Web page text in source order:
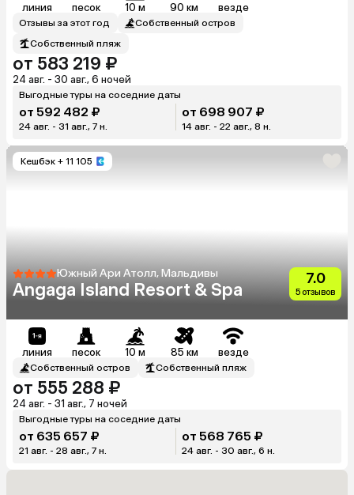
линия песок 10 м 90 км везде
Отзывы за этот год
Собственный остров
Собственный пляж
от 583 219 ₽
24 авг. - 30 авг., 6 ночей
Выгодные туры на соседние даты
от 592 482 ₽
24 авг. - 31 авг., 7 н.
от 698 907 ₽
14 авг. - 22 авг., 8 н.
Кешбэк + 11 105
Южный Ари Атолл, Мальдивы
Angaga Island Resort & Spa
7.0
5 отзывов
линия песок 10 м 85 км везде
Собственный остров Собственный пляж
от 555 288 ₽
24 авг. - 31 авг., 7 ночей
Выгодные туры на соседние даты
от 635 657 ₽
21 авг. - 28 авг., 7 н.
от 568 765 ₽
24 авг. - 30 авг., 6 н.